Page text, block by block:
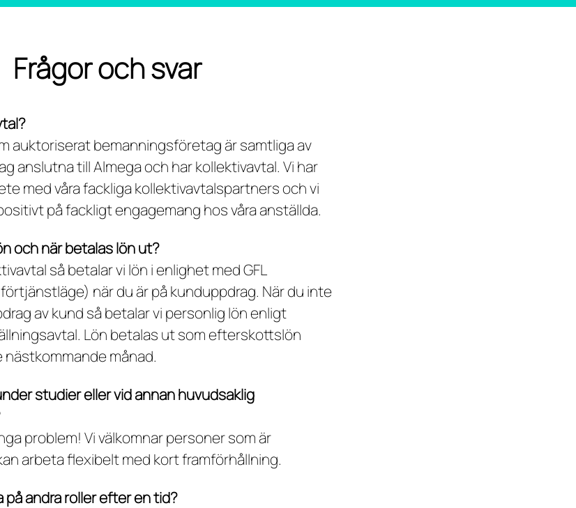
Frågor och svar
auktoriserat bemanningsföretag är samtliga av
anslutna till Almega och har kollektivavtal. Vi har
med våra fackliga kollektivavtalspartners och vi
på fackligt engagemang hos våra anställda.
och när betalas lön ut?
så betalar vi lön i enlighet med GFL
när du är på kunduppdrag. När du inte
av kund så betalar vi personlig lön enligt
Lön betalas ut som efterskottslön
månad.
studier eller vid annan huvudsaklig
problem! Vi välkomnar personer som är
arbeta flexibelt med kort framförhållning.
andra roller efter en tid?